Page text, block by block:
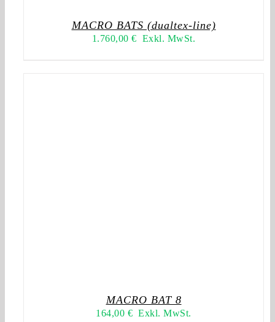
MACRO BATS (dualtex-line)
1.760,00€ Exkl. MwSt.
MACRO BAT 8
164,00 € Exkl. MwSt.